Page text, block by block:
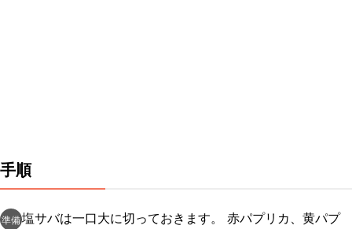
手順
準備塩サバは一口大に切っておきます。 赤パプリカ、黄パプ